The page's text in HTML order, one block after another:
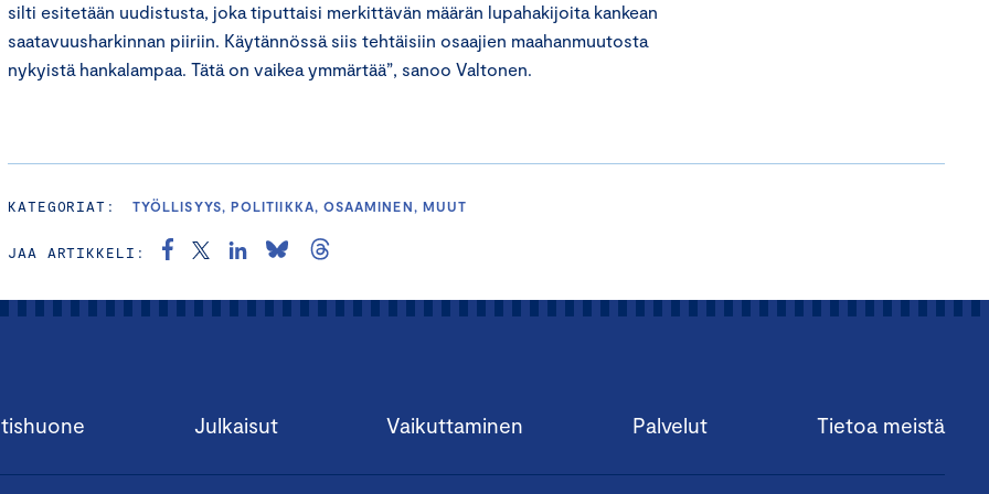
silti esitetään uudistusta, joka tiputtaisi merkittävän määrän lupahakijoita kankean
saatavuusharkinnan piiriin. Käytännössä siis tehtäisiin osaajien maahanmuutosta
nykyistä hankalampaa. Tätä on vaikea ymmärtää”, sanoo Valtonen.
KATEGORIAT: TYÖLLISYYS, POLITIIKKA, OSAAMINEN, MUUT
JAA ARTIKKELI:
Julkaisut Vaikuttaminen Palvelut Tietoa meistä